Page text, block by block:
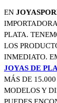
EN
PLATA.
LOS
INMEDIATO.
JOYAS DE
MÁS DE
MODELOS Y